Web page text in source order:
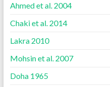
Ahmed et al. 2004
Chaki et al. 2014
Lakra 2010
Mohsin et al. 2007
Doha 1965